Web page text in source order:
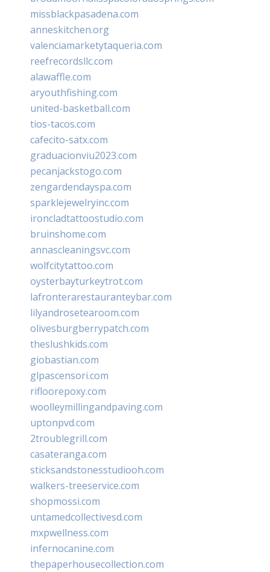
missblackpasadena.com
anneskitchen.org
valenciamarketytaqueria.com
reefrecordsllc.com
alawaffle.com
aryouthfishing.com
united-basketball.com
tios-tacos.com
cafecito-satx.com
graduacionviu2023.com
pecanjackstogo.com
zengardendayspa.com
sparklejewelryinc.com
ironcladtattoostudio.com
bruinshome.com
annascleaningsvc.com
wolfcitytattoo.com
oysterbayturkeytrot.com
lafronterarestauranteybar.com
lilyandrosetearoom.com
olivesburgberrypatch.com
theslushkids.com
giobastian.com
glpascensori.com
rifloorepoxy.com
woolleymillingandpaving.com
uptonpvd.com
2troublegrill.com
casateranga.com
sticksandstonesstudiooh.com
walkers-treeservice.com
shopmossi.com
untamedcollectivesd.com
mxpwellness.com
infernocanine.com
thepaperhousecollection.com